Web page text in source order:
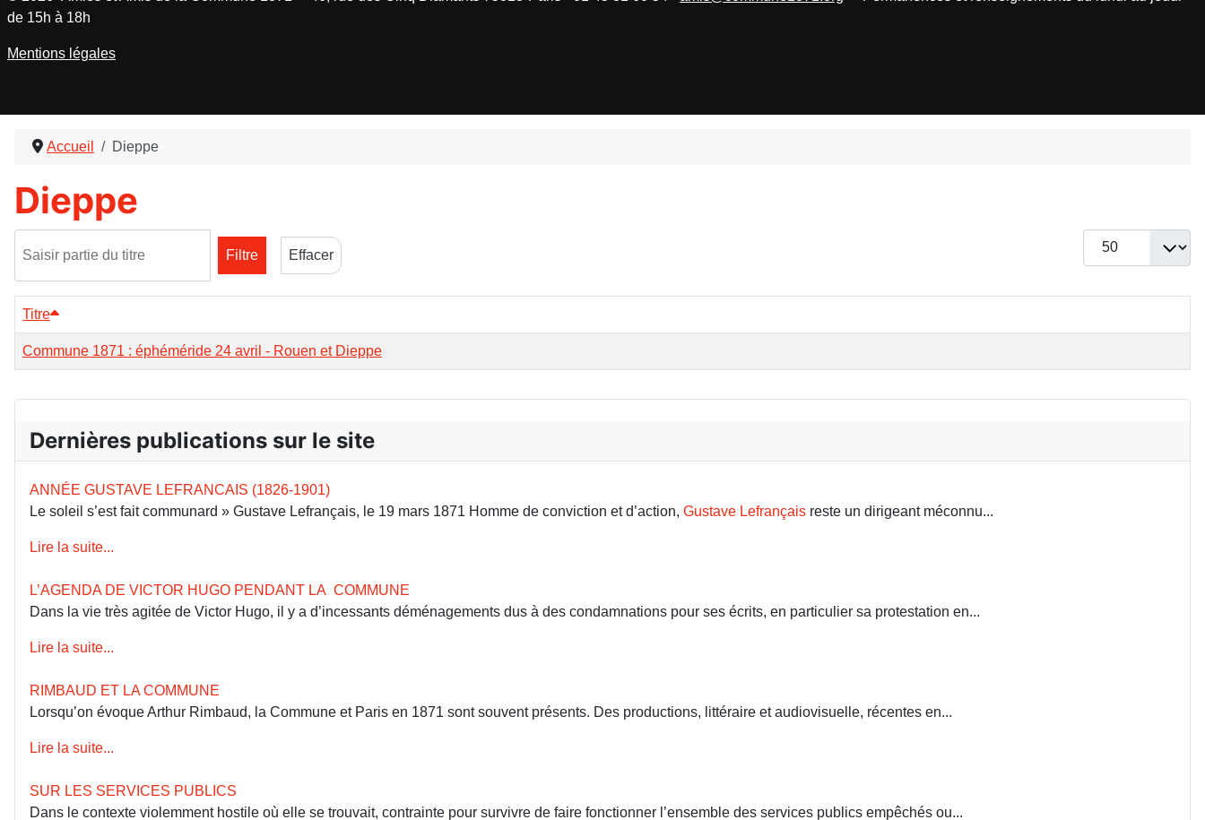
Accueil Dieppe
Dieppe
Filtre
Effacer
Afficher #
Titre
Commune 1871 : éphéméride 24 avril - Rouen et Dieppe
Dernières publications sur le site
ANNÉE GUSTAVE LEFRANCAIS (1826-1901)
Le soleil s’est fait communard » Gustave Lefrançais, le 19 mars 1871 Homme de conviction et d’action, Gustave Lefrançais reste un dirigeant méconnu...
Lire la suite...
L’AGENDA DE VICTOR HUGO PENDANT LA COMMUNE
Dans la vie très agitée de Victor Hugo, il y a d’incessants déménagements dus à des condamnations pour ses écrits, en particulier sa protestation en...
Lire la suite...
RIMBAUD ET LA COMMUNE
Lorsqu’on évoque Arthur Rimbaud, la Commune et Paris en 1871 sont souvent présents. Des productions, littéraire et audiovisuelle, récentes en...
Lire la suite...
SUR LES SERVICES PUBLICS
Dans le contexte violemment hostile où elle se trouvait, contrainte pour survivre de faire fonctionner l’ensemble des services publics empêchés ou...
de 15h à 18h
Mentions légales